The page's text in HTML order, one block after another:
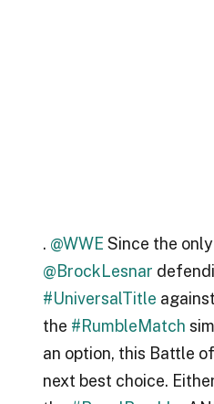
. @WWE Since the
@BrockLesnar
#UniversalTitle
the #RumbleMatch
an option, this Battle
next best choice.